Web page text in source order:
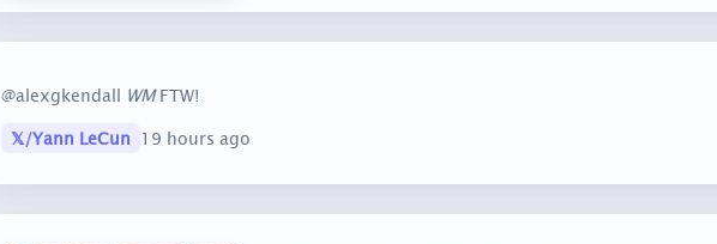
@alexgkendall WMFTW!
𝕏/Yann LeCun 19 hours ago